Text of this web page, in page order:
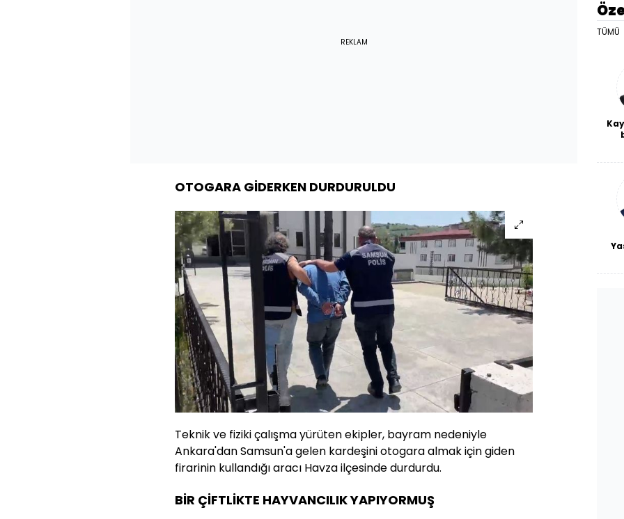
REKLAM
OTOGARA GİDERKEN DURDURULDU
Teknik ve fiziki çalışma yürüten ekipler, bayram nedeniyle
Ankara'dan Samsun'a gelen kardeşini otogara almak için giden
firarinin kullandığı aracı Havza ilçesinde durdurdu.
BİR ÇİFTLİKTE HAYVANCILIK YAPIYORMUŞ
TÜMÜ